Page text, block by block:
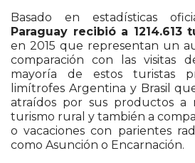
Basado en estadísticas
Paraguay recibió a 1214.613
en 2015 que representan un
comparación con las visitas
mayoría de estos turistas
limítrofes Argentina y Brasil
atraídos por sus productos a
turismo rural y también a
o vacaciones con parientes
como Asunción o Encarnación.